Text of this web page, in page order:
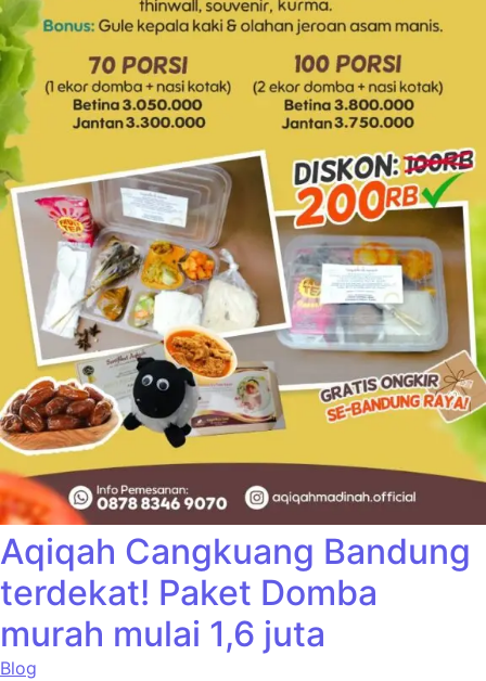
Aqiqah Cangkuang Bandung
terdekat! Paket Domba
murah mulai 1,6 juta
Blog